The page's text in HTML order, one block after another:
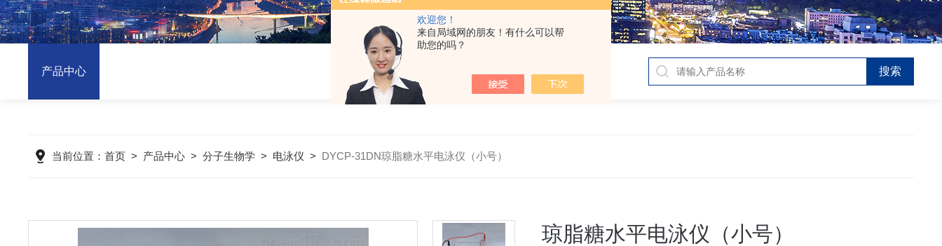
欢迎您！
来自局域网的朋友！有什么可以帮
助您的吗？
产品中心
当前位置：首页 > 产品中心 >分子生物学 > 电泳仪 > DYCP-31DN琼脂糖水平电泳仪（小号）
琼脂糖水平电泳仪（小号）